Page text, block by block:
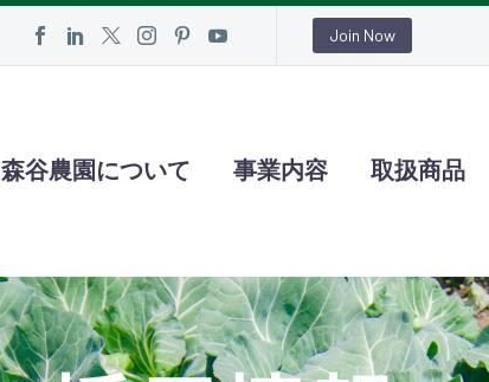
Join Now
森谷農園について 事業内容 取扱商品